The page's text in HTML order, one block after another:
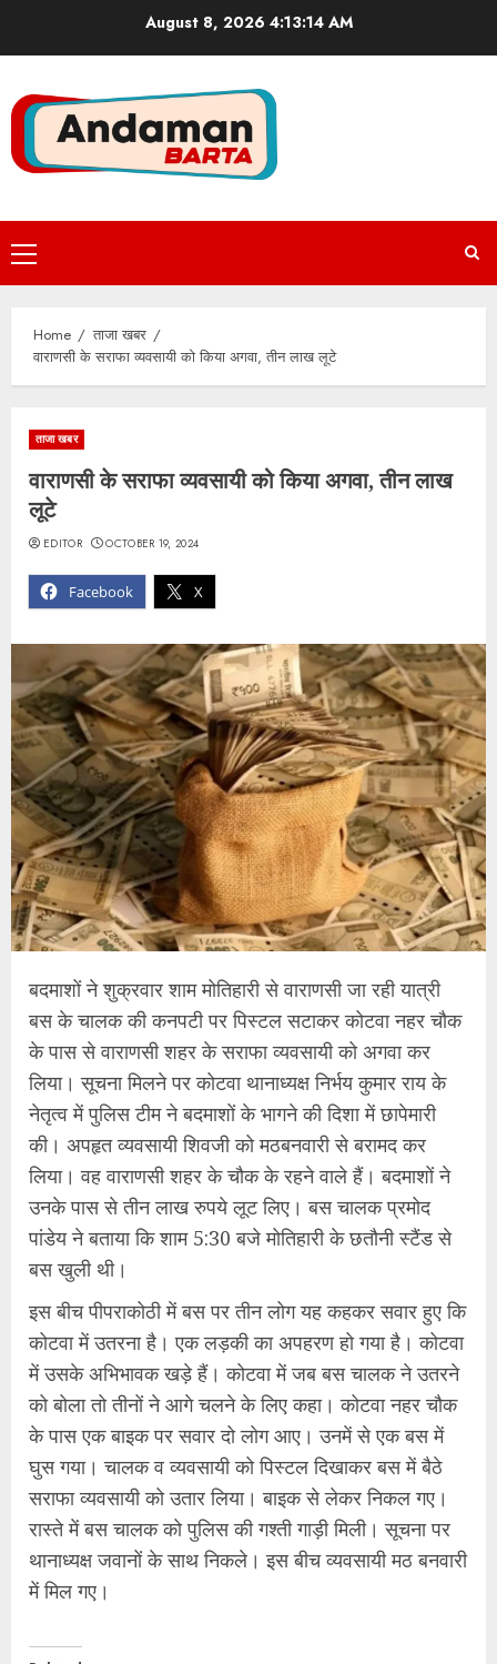
August 8, 2026 4:13:15 AM
Primary
Menu
Home
ताजा खबर
वाराणसी के सराफा व्यवसायी को किया अगवा, तीन लाख लूटे
ताजा खबर
वाराणसी के सराफा व्यवसायी को किया अगवा, तीन लाख
लूटे
Facebook X
EDITOR OCTOBER 19, 2024
बदमाशों ने शुक्रवार शाम मोतिहारी से वाराणसी जा रही यात्री
बस के चालक की कनपटी पर पिस्टल सटाकर कोटवा नहर चौक
के पास से वाराणसी शहर के सराफा व्यवसायी को अगवा कर
लिया। सूचना मिलने पर कोटवा थानाध्यक्ष निर्भय कुमार राय के
नेतृत्व में पुलिस टीम ने बदमाशों के भागने की दिशा में छापेमारी
की। अपहृत व्यवसायी शिवजी को मठबनवारी से बरामद कर
लिया। वह वाराणसी शहर के चौक के रहने वाले हैं। बदमाशों ने
उनके पास से तीन लाख रुपये लूट लिए। बस चालक प्रमोद
पांडेय ने बताया कि शाम 5:30 बजे मोतिहारी के छतौनी स्टैंड से
बस खुली थी।
इस बीच पीपराकोठी में बस पर तीन लोग यह कहकर सवार हुए कि
कोटवा में उतरना है। एक लड़की का अपहरण हो गया है। कोटवा
में उसके अभिभावक खड़े हैं। कोटवा में जब बस चालक ने उतरने
को बोला तो तीनों ने आगे चलने के लिए कहा। कोटवा नहर चौक
के पास एक बाइक पर सवार दो लोग आए। उनमें से एक बस में
घुस गया। चालक व व्यवसायी को पिस्टल दिखाकर बस में बैठे
सराफा व्यवसायी को उतार लिया। बाइक से लेकर निकल गए।
रास्ते में बस चालक को पुलिस की गश्ती गाड़ी मिली। सूचना पर
थानाध्यक्ष जवानों के साथ निकले। इस बीच व्यवसायी मठ बनवारी
में मिल गए।